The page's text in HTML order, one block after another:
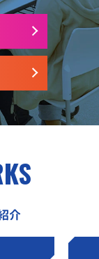
介